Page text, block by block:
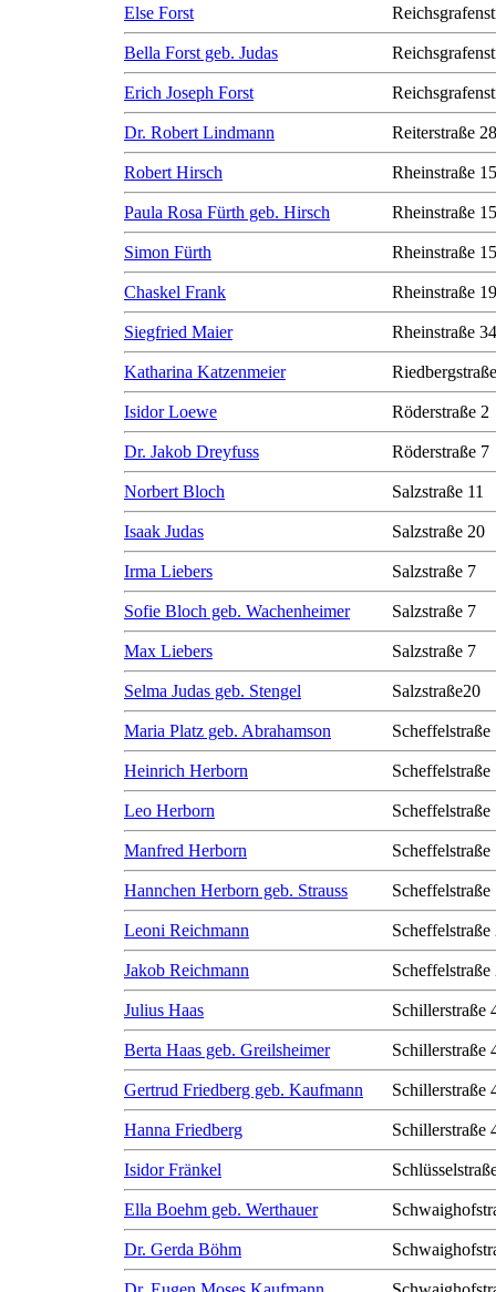
Else Forst
Bella Forst geb. Judas
Erich Joseph Forst
Dr. Robert Lindmann Reiterstraße 28
Robert Hirsch Rheinstraße 15
Paula Rosa Fürth geb. Hirsch Rheinstraße 15
Simon Fürth Rheinstraße 15
Chaskel Frank Rheinstraße 19
Siegfried Maier Rheinstraße 34
Katharina Katzenmeier
Isidor Loewe Röderstraße 2
Dr. Jakob Dreyfuss Röderstraße 7
Norbert Bloch Salzstraße 11
Isaak Judas Salzstraße 20
Irma Liebers Salzstraße 7
Sofie Bloch geb. Wachenheimer Salzstraße 7
Max Liebers Salzstraße 7
Selma Judas geb. Stengel Salzstraße20
Maria Platz geb. Abrahamson Scheffelstraße
Heinrich Herborn Scheffelstraße
Leo Herborn Scheffelstraße
Manfred Herborn Scheffelstraße
Hannchen Herborn geb. Strauss Scheffelstraße
Leoni Reichmann Scheffelstraße
Jakob Reichmann Scheffelstraße
Julius Haas Schillerstraße
Berta Haas geb. Greilsheimer Schillerstraße
Gertrud Friedberg geb. Kaufmann Schillerstraße
Hanna Friedberg Schillerstraße
Isidor Fränkel
Ella Boehm geb. Werthauer
Dr. Gerda Böhm